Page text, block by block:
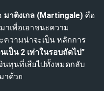
มาติงเกล (Martingale) คือ
เพื่อเอาชนะความ
วามน่าจะเป็น หลักการ
เป็น 2 เท่าในรอบถัดไป”
นทุนที่เสียไปทั้งหมดกลับ
าด้วย